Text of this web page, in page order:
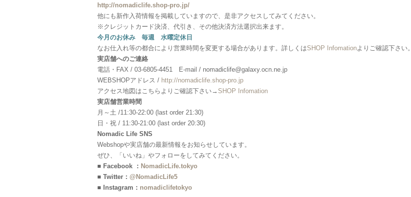
http://nomadiclife.shop-pro.jp/
他にも新作入荷情報を掲載していますので、是非アクセスしてみてください。
※クレジットカード決済、代引き、その他決済方法選択出来ます。
今月のお休み 毎週 水曜定休日
なお仕入れ等の都合により営業時間を変更する場合があります。詳しくはSHOP Infomationよりご確認下さい。
実店舗へのご連絡
電話・FAX / 03-6805-4451 E-mail / nomadiclife@galaxy.ocn.ne.jp
WEBSHOPアドレス / http://nomadiclife.shop-pro.jp
アクセス地図はこちらよりご確認下さい→ SHOP Infomation
実店舗営業時間
月～土 /11:30-22:00 (last order 21:30)
日・祝 / 11:30-21:00 (last order 20:30)
Nomadic Life SNS
Webshopや実店舗の最新情報をお知らせしています。
ぜひ、「いいね」やフォローをしてみてください。
■ Facebook ： NomadicLife.tokyo
■ Twitter： @NomadicLife5
■ Instagram： nomadiclifetokyo